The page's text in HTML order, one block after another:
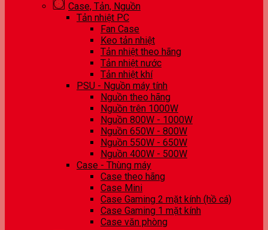
Case, Tản, Nguồn
Tản nhiệt PC
Fan Case
Keo tản nhiệt
Tản nhiệt theo hãng
Tản nhiệt nước
Tản nhiệt khí
PSU - Nguồn máy tính
Nguồn theo hãng
Nguồn trên 1000W
Nguồn 800W - 1000W
Nguồn 650W - 800W
Nguồn 550W - 650W
Nguồn 400W - 500W
Case - Thùng máy
Case theo hãng
Case Mini
Case Gaming 2 mặt kính (hồ cá)
Case Gaming 1 mặt kính
Case văn phòng